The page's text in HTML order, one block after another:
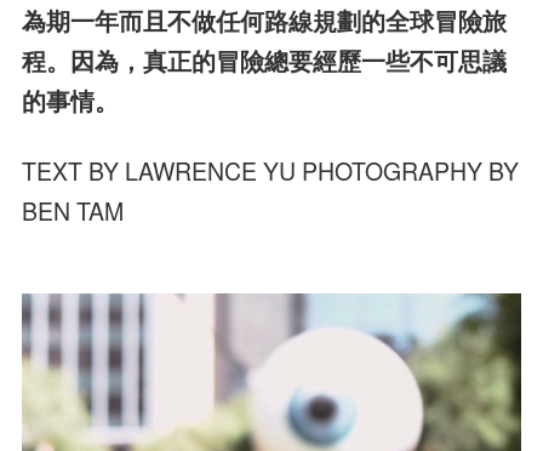
為期一年而且不做任何路線規劃的全球冒險旅
程。因為，真正的冒險總要經歷一些不可思議
的事情。
TEXT BY LAWRENCE YU PHOTOGRAPHY BY
BEN TAM